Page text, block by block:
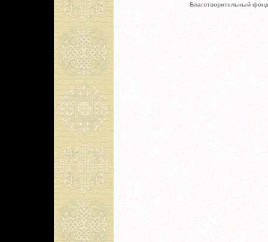
Благотворительный